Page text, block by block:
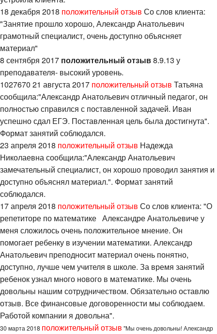
18 декабря 2018 положительный отзыв Со слов клиента:
"Занятие прошло хорошо, Александр Анатольевич
грамотный специалист, очень доступно объясняет
материал"
8 сентября 2017 положительный отзыв8.9.13 у
преподавателя- высокий уровень.
1027670 21 августа 2017 положительный отзыв Татьяна
сообщила:"Александр Анатольевич отличный педагог, он
полностью справился с поставленной задачей. Иван
успешно сдал ЕГЭ. Поставленная цель была достигнута".
Формат занятий соблюдался.
23 апреля 2018 положительный отзыв Надежда
Николаевна сообщила:"Александр Анатольевич
замечательный специалист, он хорошо проводил занятия и
доступно объяснял материал.". Формат занятий
соблюдался.
17 апреля 2018 положительный отзыв Со слов клиента: "О
репетиторе по математике Александре Анатольевиче у
меня сложилось очень положительное мнение. Он
помогает ребенку в изучении математики. Александр
Анатольевич преподносит материал очень понятно,
доступно, лучше чем учителя в школе. За время занятий
ребенок узнал много нового в математике. Мы очень
довольны нашим сотрудничеством. Обязательно оставлю
отзыв. Все финансовые договоренности мы соблюдаем.
Работой компании я довольна".
30 марта 2018 положительный отзыв "Мы очень довольны! Александр